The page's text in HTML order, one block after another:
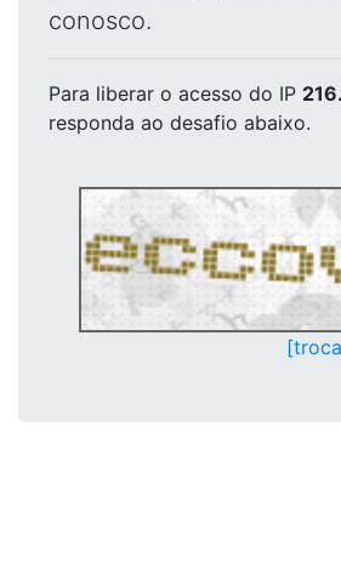
conosco.
Para liberar o acesso do IP
responda ao desafio abaixo.